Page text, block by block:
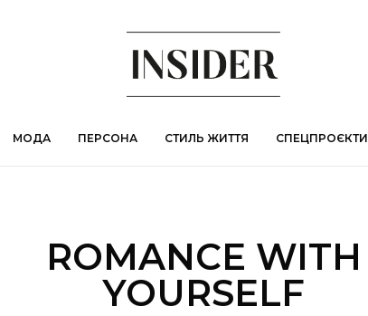
МОДА ПЕРСОНА СТИЛЬ ЖИТТЯ СПЕЦПРОЄКТИ
ROMANCE WITH
YOURSELF